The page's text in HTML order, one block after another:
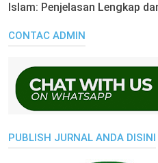
Islam: Penjelasan Lengkap
CONTAC ADMIN
PUBLISH JURNAL ANDA DISINI